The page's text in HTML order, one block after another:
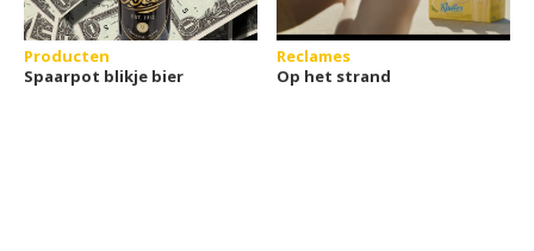
Producten
Spaarpot blikje bier
Reclames
Op het strand